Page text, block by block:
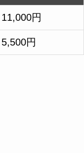
11,000円
5,500円